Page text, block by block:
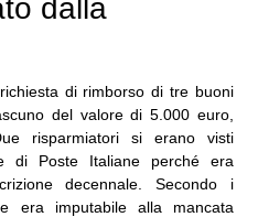
dalla
di rimborso di tre buoni
del valore di 5.000 euro,
risparmiatori si erano visti
di Poste Italiane perché era
decennale. Secondo i
era imputabile alla mancata